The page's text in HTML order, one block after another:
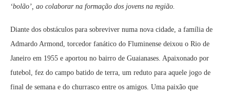
‘bolão’, ao colaborar na formação dos jovens na região.
Diante dos obstáculos para sobreviver numa nova cidade, a família de
Admardo Armond, torcedor fanático do Fluminense deixou o Rio de
Janeiro em 1955 e aportou no bairro de Guaianases. Apaixonado por
futebol, fez do campo batido de terra, um reduto para aquele jogo de
final de semana e do churrasco entre os amigos. Uma paixão que